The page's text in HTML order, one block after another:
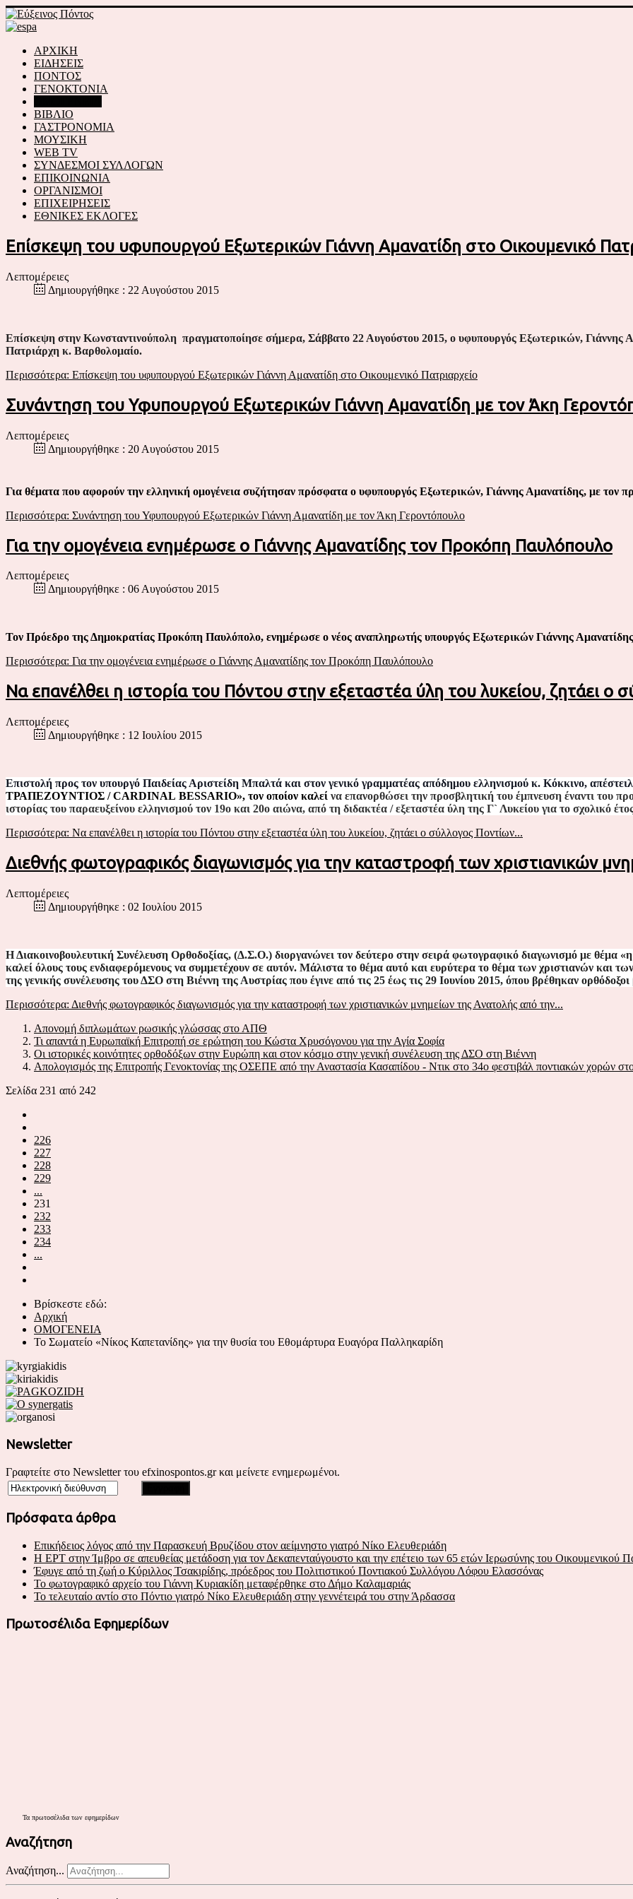
ΑΡΧΙΚΗ
ΕΙΔΗΣΕΙΣ
ΠΟΝΤΟΣ
ΓΕΝΟΚΤΟΝΙΑ
ΒΙΒΛΙΟ
ΓΑΣΤΡΟΝΟΜΙΑ
ΜΟΥΣΙΚΗ
WEB TV
ΣΥΝΔΕΣΜΟΙ ΣΥΛΛΟΓΩΝ
ΕΠΙΚΟΙΝΩΝΙΑ
ΟΡΓΑΝΙΣΜΟΙ
ΕΠΙΧΕΙΡΗΣΕΙΣ
ΕΘΝΙΚΕΣ ΕΚΛΟΓΕΣ
Επίσκεψη του υφυπουργού Εξωτερικών Γιάννη Αμανατίδη στο Οικουμενικό
Λεπτομέρειες
Δημιουργήθηκε : 22 Αυγούστου 2015
Επίσκεψη στην Κωνσταντινούπολη πραγματοποίησε σήμερα, Σάββατο 22 Αυγούστου 2015, ο υφυπουργός Εξωτερικών, Γιάννης
Πατριάρχη κ. Βαρθολομαίο.
Περισσότερα: Επίσκεψη του υφυπουργού Εξωτερικών Γιάννη Αμανατίδη στο Οικουμενικό Πατριαρχείο
Συνάντηση του Υφυπουργού Εξωτερικών Γιάννη Αμανατίδη με τον Άκη
Λεπτομέρειες
Δημιουργήθηκε : 20 Αυγούστου 2015
Για θέματα που αφορούν την ελληνική ομογένεια συζήτησαν πρόσφατα ο υφυπουργός Εξωτερικών, Γιάννης Αμανατίδης, με
Περισσότερα: Συνάντηση του Υφυπουργού Εξωτερικών Γιάννη Αμανατίδη με τον Άκη Γεροντόπουλο
Για την ομογένεια ενημέρωσε ο Γιάννης Αμανατίδης τον Προκόπη Παυλόπουλο
Λεπτομέρειες
Δημιουργήθηκε : 06 Αυγούστου 2015
Τον Πρόεδρο της Δημοκρατίας Προκόπη Παυλόπολο, ενημέρωσε ο νέος αναπληρωτής υπουργός Εξωτερικών Γιάννης
Περισσότερα: Για την ομογένεια ενημέρωσε ο Γιάννης Αμανατίδης τον Προκόπη Παυλόπουλο
Να επανέλθει η ιστορία του Πόντου στην εξεταστέα ύλη του λυκείου, ζητάει ο
Λεπτομέρειες
Δημιουργήθηκε : 12 Ιουλίου 2015
Επιστολή προς τον υπουργό Παιδείας Αριστείδη Μπαλτά και στον γενικό γραμματέας απόδημου ελληνισμού κ. Κόκκινο,
ΤΡΑΠΕΖΟΥΝΤΙΟΣ /CARDINAL BESSARIO», τον οποίον καλεί να επανορθώσει την προσβλητική του έμπνευση έναντι του
ιστορίας του παραευξείνου ελληνισμού τον 19ο και 20ο αιώνα, από τη διδακτέα / εξεταστέα ύλη της Γ` Λυκείου για το σχολικό
Περισσότερα: Να επανέλθει η ιστορία του Πόντου στην εξεταστέα ύλη του λυκείου, ζητάει ο σύλλογος Ποντίων...
Διεθνής φωτογραφικός διαγωνισμός για την καταστροφή των χριστιανικών
Λεπτομέρειες
Δημιουργήθηκε : 02 Ιουλίου 2015
Η Διακοινοβουλευτική Συνέλευση Ορθοδοξίας, (Δ.Σ.Ο.) διοργανώνει τον δεύτερο στην σειρά φωτογραφικό διαγωνισμό με θέμα
καλεί όλους τους ενδιαφερόμενους να συμμετέχουν σε αυτόν. Μάλιστα το θέμα αυτό και ευρύτερα το θέμα των χριστιανών και
της γενικής συνέλευσης του ΔΣΟ στη Βιέννη της Αυστρίας που έγινε από τις 25 έως τις 29 Ιουνίου 2015, όπου βρέθηκαν
Περισσότερα: Διεθνής φωτογραφικός διαγωνισμός για την καταστροφή των χριστιανικών μνημείων της Ανατολής από την...
Απονομή διπλωμάτων ρωσικής γλώσσας στο ΑΠΘ
Τι απαντά η Ευρωπαϊκή Επιτροπή σε ερώτηση του Κώστα Χρυσόγονου για την Αγία Σοφία
Οι ιστορικές κοινότητες ορθοδόξων στην Ευρώπη και στον κόσμο στην γενική συνέλευση της ΔΣΟ στη Βιέννη
Απολογισμός της Επιτροπής Γενοκτονίας της ΟΣΕΠΕ από την Αναστασία Κασαπίδου - Ντικ στο 34ο φεστιβάλ ποντιακών χορών
Σελίδα 231 από 242
226
227
228
229
...
231
232
233
234
...
Βρίσκεστε εδώ:
Αρχική
ΟΜΟΓΕΝΕΙΑ
Το Σωματείο «Νίκος Καπετανίδης» για την θυσία του Εθομάρτυρα Ευαγόρα Παλληκαρίδη
Newsletter
Γραφτείτε στο Newsletter του efxinospontos.gr και μείνετε ενημερωμένοι.
Πρόσφατα άρθρα
Επικήδειος λόγος από την Παρασκευή Βρυζίδου στον αείμνηστο γιατρό Νίκο Ελευθεριάδη
Η ΕΡΤ στην Ίμβρο σε απευθείας μετάδοση για τον Δεκαπενταύγουστο και την επέτειο των 65 ετών Ιερωσύνης του Οικουμενικού
Έφυγε από τη ζωή ο Κύριλλος Τσακιρίδης, πρόεδρος του Πολιτιστικού Ποντιακού Συλλόγου Λόφου Ελασσόνας
Το φωτογραφικό αρχείο του Γιάννη Κυριακίδη μεταφέρθηκε στο Δήμο Καλαμαριάς
Το τελευταίο αντίο στο Πόντιο γιατρό Νίκο Ελευθεριάδη στην γεννέτειρά του στην Άρδασσα
Πρωτοσέλιδα Εφημερίδων
Τα πρωτοσέλιδα των εφημερίδων
Αναζήτηση
Αναζήτηση...